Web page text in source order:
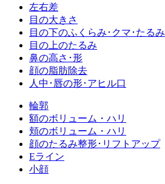
左右差
目の大きさ
目の下のふくらみ･クマ･たるみ
目の上のたるみ
鼻の高さ･形
顔の脂肪除去
人中･唇の形･アヒル口
輪郭
額のボリューム・ハリ
頬のボリューム・ハリ
顔のたるみ整形･リフトアップ
Eライン
小顔